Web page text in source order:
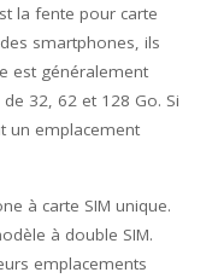
la fente pour carte
smartphones, ils
est généralement
32, 62 et 128 Go. Si
un emplacement
à carte SIM unique.
à double SIM.
emplacements